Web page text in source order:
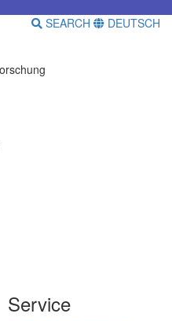
SEARCH DEUTSCH
Service